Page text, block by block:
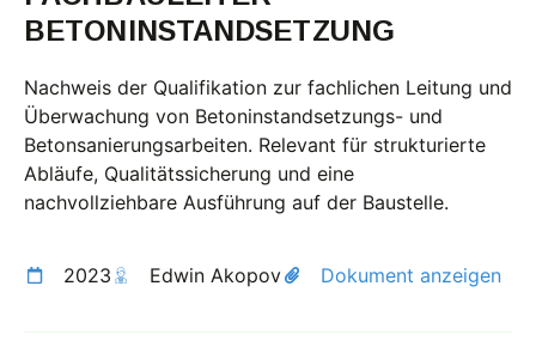
BETONINSTANDSETZUNG
Nachweis der Qualifikation zur fachlichen Leitung und
Überwachung von Betoninstandsetzungs- und
Betonsanierungsarbeiten. Relevant für strukturierte
Abläufe, Qualitätssicherung und eine
nachvollziehbare Ausführung auf der Baustelle.
2023 Edwin Akopov Dokument anzeigen